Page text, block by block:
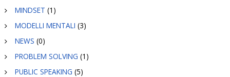
MINDSET (1)
MODELLI MENTALI (3)
NEWS (0)
PROBLEM SOLVING (1)
PUBLIC SPEAKING (5)